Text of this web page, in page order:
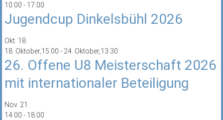
10:00 - 17:00
Jugendcup Dinkelsbühl 2026
Okt. 18
18. Oktober,15:00 - 24. Oktober,13:30
26. Offene U8 Meisterschaft 2026
mit internationaler Beteiligung
Nov. 21
14:00 - 18:00